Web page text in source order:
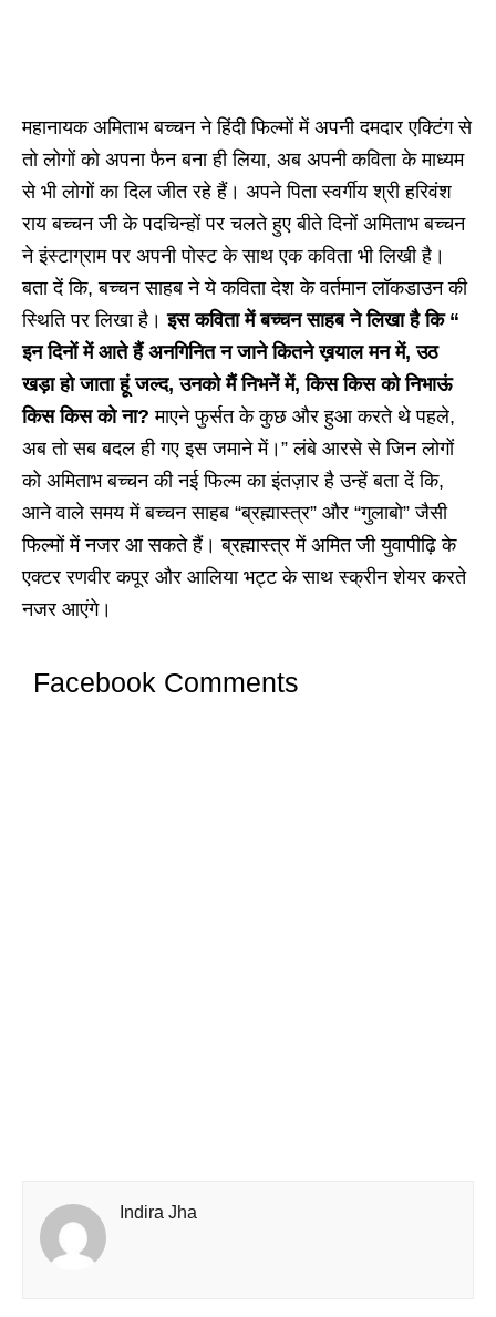
महानायक अमिताभ बच्चन ने हिंदी फिल्मों में अपनी दमदार एक्टिंग से
तो लोगों को अपना फैन बना ही लिया, अब अपनी कविता के माध्यम
से भी लोगों का दिल जीत रहे हैं। अपने पिता स्वर्गीय श्री हरिवंश
राय बच्चन जी के पदचिन्हों पर चलते हुए बीते दिनों अमिताभ बच्चन
ने इंस्टाग्राम पर अपनी पोस्ट के साथ एक कविता भी लिखी है।
बता दें कि, बच्चन साहब ने ये कविता देश के वर्तमान लॉकडाउन की
स्थिति पर लिखा है। इस कविता में बच्चन साहब ने लिखा है कि “
इन दिनों में आते हैं अनगिनित न जाने कितने ख़याल मन में, उठ
खड़ा हो जाता हूं जल्द, उनको मैं निभनें में, किस किस को निभाऊं
किस किस को ना? माएने फुर्सत के कुछ और हुआ करते थे पहले,
अब तो सब बदल ही गए इस जमाने में।” लंबे आरसे से जिन लोगों
को अमिताभ बच्चन की नई फिल्म का इंतज़ार है उन्हें बता दें कि,
आने वाले समय में बच्चन साहब “ब्रह्मास्त्र” और “गुलाबो” जैसी
फिल्मों में नजर आ सकते हैं। ब्रह्मास्त्र में अमित जी युवापीढ़ि के
एक्टर रणवीर कपूर और आलिया भट्ट के साथ स्क्रीन शेयर करते
नजर आएंगे।
Facebook Comments
Indira Jha